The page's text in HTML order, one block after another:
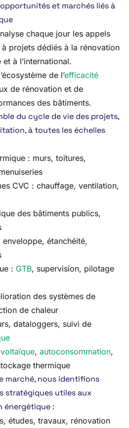
et marchés liés à
chaque jour les appels
projets dédiés à la rénovation
à l’international.
de l’efficacité
de rénovation et de
des bâtiments.
du cycle de vie des projets,
à toutes les échelles
: murs, toitures,
CVC : chauffage, ventilation,
des bâtiments publics,
étanchéité,
: GTB, supervision, pilotage
des systèmes de
de chaleur
dataloggers, suivi de
, autoconsommation,
thermique
marché, nous identifions
stratégiques utiles aux
énergétique :
études, travaux, rénovation